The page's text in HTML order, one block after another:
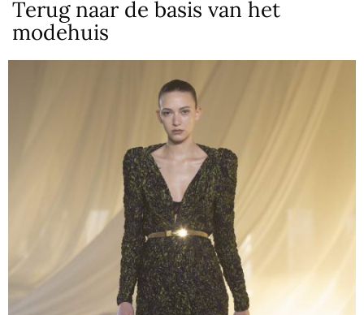
Terug naar de basis van het
modehuis